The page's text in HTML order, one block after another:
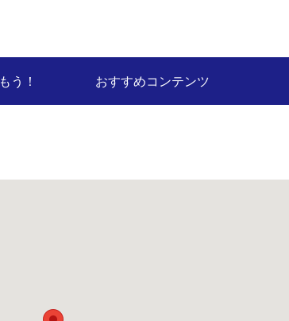
う！ おすすめコンテンツ